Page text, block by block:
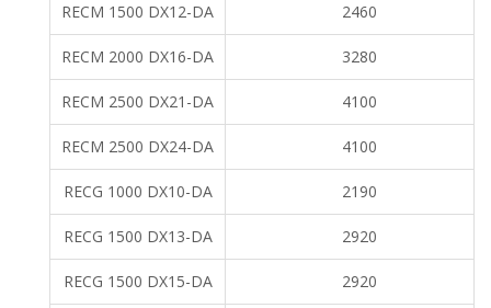
RECM 1500 DX12-DA 2460
RECM 2000 DX16-DA 3280
RECM 2500 DX21-DA 4100
RECM 2500 DX24-DA 4100
RECG 1000 DX10-DA 2190
RECG 1500 DX13-DA 2920
RECG 1500 DX15-DA 2920